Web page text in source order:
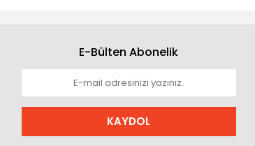
E-Bülten Abonelik
KAYDOL